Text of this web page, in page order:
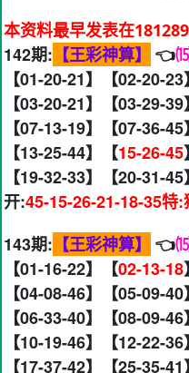
本资料最早发表在
142期: 【王彩神算】 👈
【01-20-21】【02-20-23
【03-20-21】【03-29-39
【07-13-19】【07-36-45
【13-25-44】【15-26-45
【19-32-33】【20-31-45
开:45-15-26-21-18-35特:
143期: 【王彩神算】 👈
【01-16-22】【02-13-18
【04-08-46】【05-09-40
【06-33-40】【08-09-46
【10-19-46】【12-22-36
【17-37-42】【25-35-41